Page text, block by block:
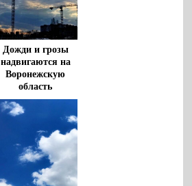
Дожди и грозы
надвигаются на
Воронежскую
область